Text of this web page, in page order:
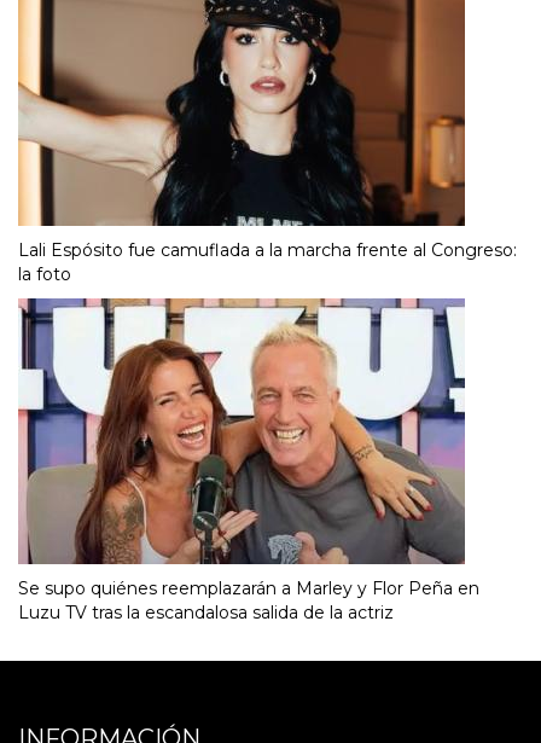
Lali Espósito fue camuflada a la marcha frente al Congreso:
la foto
Se supo quiénes reemplazarán a Marley y Flor Peña en
Luzu TV tras la escandalosa salida de la actriz